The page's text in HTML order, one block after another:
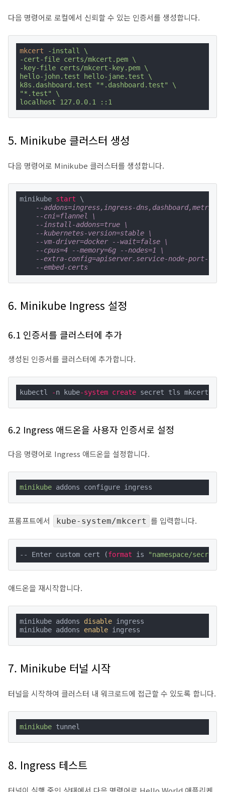
다음 명령어로 로컬에서 신뢰할 수 있는 인증서를 생성합니다.
mkcert
-install \
-cert-file certs/mkcert.pem \
-key-file certs/mkcert-key.pem \
hello-john.test hello-jane.test \
k8s.dashboard.test "*.dashboard.test" \
"*.test" \
localhost 127.0.0.1 ::1
5. Minikube 클러스터 생성
다음 명령어로 Minikube 클러스터를 생성합니다.
minikube start \
--addons=ingress,ingress-
--cni=flannel \
--install-addons=true \
--kubernetes-version=stable \
--vm-driver=docker --wait=false \
--cpus=4 --memory=6g --nodes=1 \
--extra-config=apiserver.service-node-port-
--embed-certs
6. Minikube Ingress 설정
6.1 인증서를 클러스터에 추가
생성된 인증서를 클러스터에 추가합니다.
kubectl -n kube-system create secret tls mkcert
6.2 Ingress 애드온을 사용자 인증서로 설정
다음 명령어로 Ingress 애드온을 설정합니다.
minikube addons configure ingress
프롬프트에서 kube-system/mkcert 를 입력합니다.
-- Enter custom cert (format is "namespace/secret"
애드온을 재시작합니다.
minikube addons disable ingress
minikube addons enable ingress
7. Minikube 터널 시작
터널을 시작하여 클러스터 내 워크로드에 접근할 수 있도록 합니다.
minikube tunnel
8. Ingress 테스트